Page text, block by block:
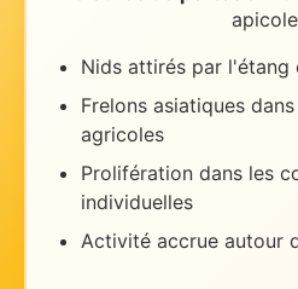
Nids attirés par l'étang
Frelons asiatiques
agricoles
Prolifération dans les
individuelles
Activité accrue autour